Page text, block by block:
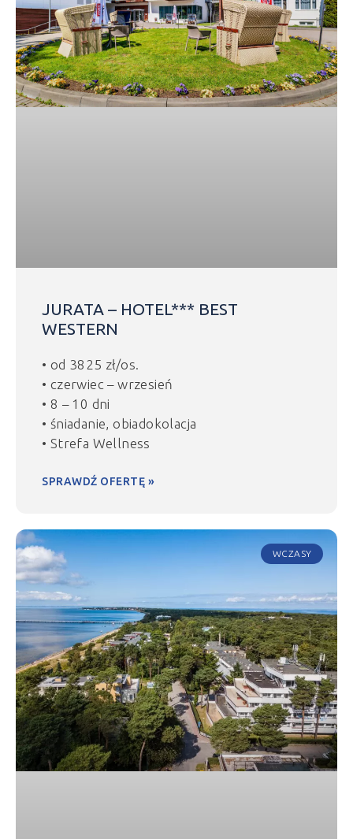
JURATA – HOTEL*** BEST
WESTERN
• od 3825 zł/os.
• czerwiec – wrzesień
• 8 – 10 dni
• śniadanie, obiadokolacja
• Strefa Wellness
SPRAWDŹ OFERTĘ »
WCZASY